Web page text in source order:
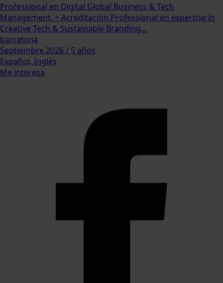
Professional en Digital Global Business & Tech
Management. + Acreditación Professional en expertise in
Creative Tech & Sustainable Branding...
barcelona
Septiembre 2026 / 5 años
Español, Inglés
Me interesa